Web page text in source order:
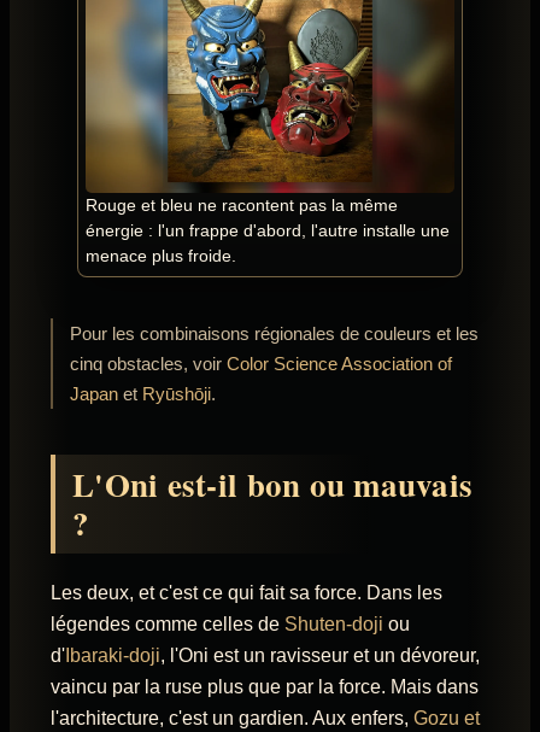
Rouge et bleu ne racontent pas la même
énergie : l'un frappe d'abord, l'autre installe une
menace plus froide.
Pour les combinaisons régionales de couleurs et les
cinq obstacles, voir Color Science Association of
Japan et Ryūshōji.
L'Oni est-il bon ou mauvais
?
Les deux, et c'est ce qui fait sa force. Dans les
légendes comme celles de Shuten-doji ou
d' Ibaraki-doji, l'Oni est un ravisseur et un dévoreur,
vaincu par la ruse plus que par la force. Mais dans
l'architecture, c'est un gardien. Aux enfers, Gozu et